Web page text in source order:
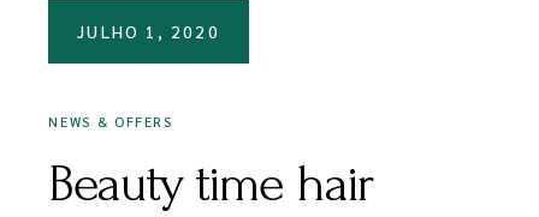
JULHO 1, 2020
NEWS & OFFERS
Beauty time hair